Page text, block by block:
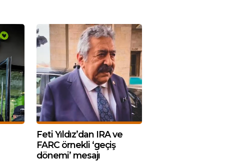
Feti Yıldız’dan IRA ve
FARC örnekli ‘geçiş
dönemi’ mesajı